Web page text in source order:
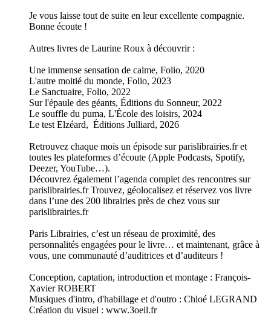
Je vous laisse tout de suite en leur excellente compagnie.
Bonne écoute !
Autres livres de Laurine Roux à découvrir :
Une immense sensation de calme, Folio, 2020
L'autre moitié du monde, Folio, 2023
Le Sanctuaire, Folio, 2022
Sur l'épaule des géants, Éditions du Sonneur, 2022
Le souffle du puma, L'École des loisirs, 2024
Le test Elzéard, Éditions Julliard, 2026
Retrouvez chaque mois un épisode sur parislibrairies.fr et
toutes les plateformes d’écoute (Apple Podcasts, Spotify,
Deezer, YouTube…).
Découvrez également l’agenda complet des rencontres sur
parislibrairies.fr Trouvez, géolocalisez et réservez vos livre
dans l’une des 200 librairies près de chez vous sur
parislibrairies.fr
Paris Librairies, c’est un réseau de proximité, des
personnalités engagées pour le livre… et maintenant, grâce à
vous, une communauté d’auditrices et d’auditeurs !
Conception, captation, introduction et montage : François-
Xavier ROBERT
Musiques d'intro, d'habillage et d'outro : Chloé LEGRAND
Création du visuel : www.3oeil.fr